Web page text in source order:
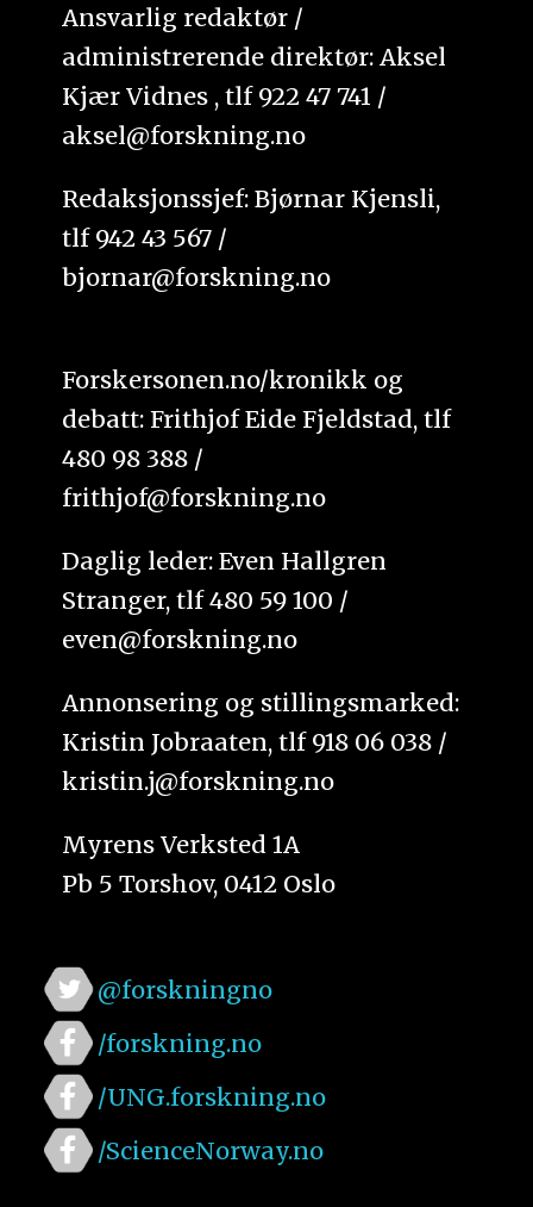
Ansvarlig redaktør /
administrerende direktør: Aksel
Kjær Vidnes , tlf 922 47 741 /
aksel@forskning.no
Redaksjonssjef: Bjørnar Kjensli,
tlf 942 43 567 /
bjornar@forskning.no
Forskersonen.no/kronikk og
debatt: Frithjof Eide Fjeldstad, tlf
480 98 388 /
frithjof@forskning.no
Daglig leder: Even Hallgren
Stranger, tlf 480 59 100 /
even@forskning.no
Annonsering og stillingsmarked:
Kristin Jobraaten, tlf 918 06 038 /
kristin.j@forskning.no
Myrens Verksted 1A
Pb 5 Torshov, 0412 Oslo
@forskningno
/forskning.no
/UNG.forskning.no
/ScienceNorway.no